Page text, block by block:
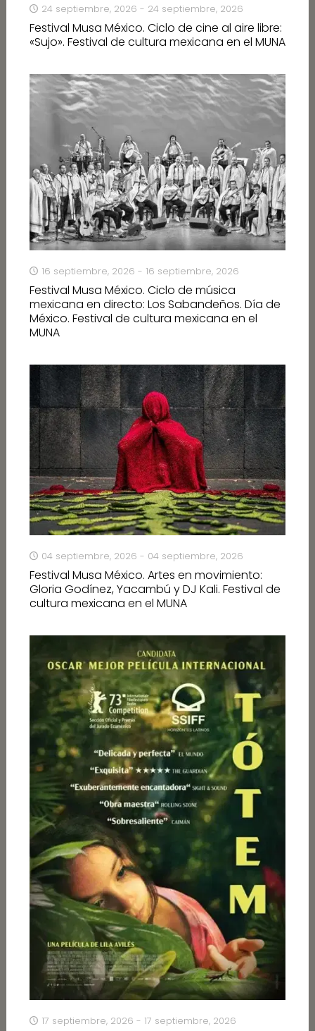
24 septiembre, 2026 - 24 septiembre, 2026
Festival Musa México. Ciclo de cine al aire libre:
«Sujo». Festival de cultura mexicana en el MUNA
16 septiembre, 2026 - 16 septiembre, 2026
Festival Musa México. Ciclo de música
mexicana en directo: Los Sabandeños. Día de
México. Festival de cultura mexicana en el
MUNA
04 septiembre, 2026 - 04 septiembre, 2026
Festival Musa México. Artes en movimiento:
Gloria Godínez, Yacambú y DJ Kali. Festival de
cultura mexicana en el MUNA
17 septiembre, 2026 - 17 septiembre, 2026